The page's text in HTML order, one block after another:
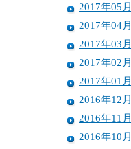
2017年05月
2017年04月
2017年03月
2017年02月
2017年01月
2016年12月
2016年11月
2016年10月